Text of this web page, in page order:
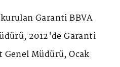
Garanti BBVA
2012'de Garanti
Müdürü, Ocak